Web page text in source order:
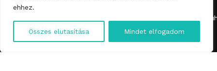
ehhez.
Összes elutasítása Mindet elfogadom
Termékek
Hulladékból
Kapcsolat
Fürdőszobai
bútor
Adatkezelési
+36-70-584-
3527
English